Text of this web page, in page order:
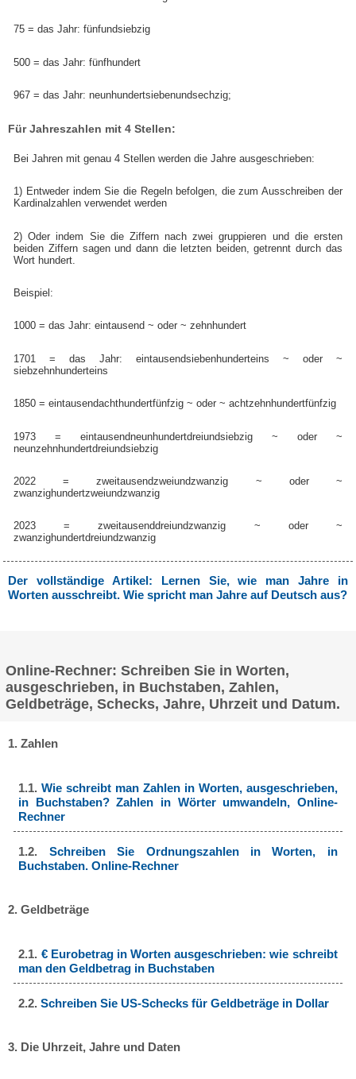
75 = das Jahr:fünfundsiebzig
500 = das Jahr:fünfhundert
967 = das Jahr:neunhundertsiebenundsechzig;
Für Jahreszahlen mit 4 Stellen:
Bei Jahren mit genau 4 Stellen werden die Jahre ausgeschrieben:
1) Entweder indem Sie die Regeln befolgen, die zum Ausschreiben der
Kardinalzahlen verwendet werden
2) Oder indem Sie die Ziffern nach zwei gruppieren und die ersten
beiden Ziffern sagen und dann die letzten beiden, getrennt durch das
Wort hundert.
Beispiel:
1000 = das Jahr:eintausend ~ oder ~zehnhundert
1701 = das Jahr: eintausendsiebenhunderteins ~ oder ~
siebzehnhunderteins
1850 =eintausendachthundertfünfzig ~ oder ~achtzehnhundertfünfzig
1973 =eintausendneunhundertdreiundsiebzig ~ oder ~
neunzehnhundertdreiundsiebzig
2022 =zweitausendzweiundzwanzig ~ oder ~
zwanzighundertzweiundzwanzig
2023 =zweitausenddreiundzwanzig ~ oder ~
zwanzighundertdreiundzwanzig
Der vollständige Artikel: Lernen Sie, wie man Jahre in
Worten ausschreibt. Wie spricht man Jahre auf Deutsch aus?
Online-Rechner: Schreiben Sie in Worten,
ausgeschrieben, in Buchstaben, Zahlen,
Geldbeträge, Schecks, Jahre, Uhrzeit und Datum.
1. Zahlen
1.1.Wie schreibt man Zahlen in Worten, ausgeschrieben,
in Buchstaben? Zahlen in Wörter umwandeln, Online-
Rechner
1.2. Schreiben Sie Ordnungszahlen in Worten, in
Buchstaben. Online-Rechner
2. Geldbeträge
2.1. € Eurobetrag in Worten ausgeschrieben: wie schreibt
man den Geldbetrag in Buchstaben
2.2.Schreiben Sie US-Schecks für Geldbeträge in Dollar
3. Die Uhrzeit, Jahre und Daten